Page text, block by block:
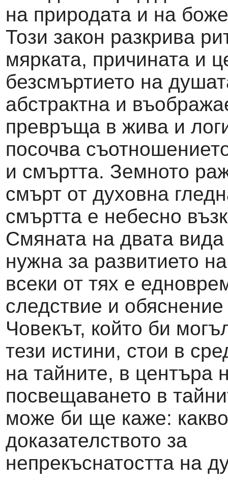
на природата и на
Този закон разкрива
мярката, причината и
безсмъртието на
абстрактна и
превръща в жива и
посочва
и смъртта. Земното
смърт от духовна
смъртта е небесно
Смяната на двата
нужна за развитието
всеки от тях е
следствие и
Човекът, който би
тези истини, стои в
на тайните, в центъра
посвещаването в
може би ще каже:
доказателството за
непрекъснатостта на